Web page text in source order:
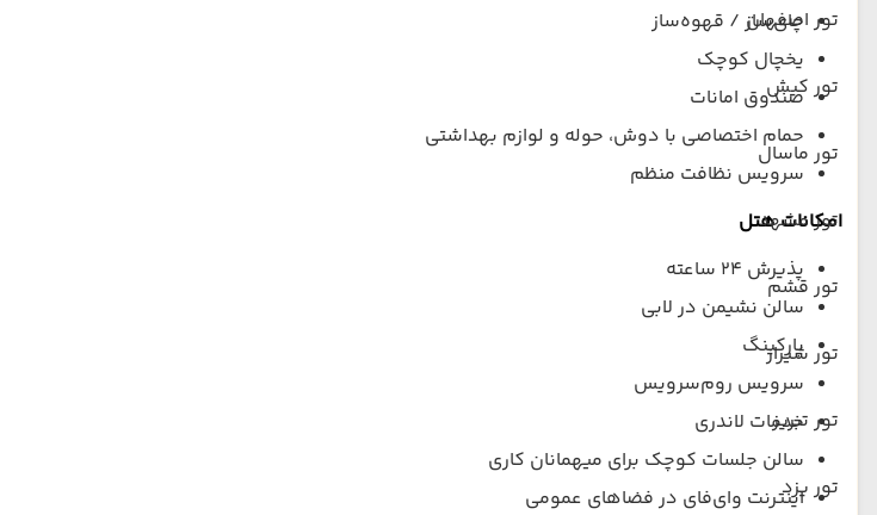
تور اصفهان
تور کیش
تور ماسال
تور مشهد
تور قشم
تور شیراز
تور تبریز
تور یزد
چای‌ساز / قهوه‌ساز
یخچال کوچک
صندوق امانات
حمام اختصاصی با دوش، حوله و لوازم بهداشتی
سرویس نظافت منظم
امکانات هتل
پذیرش ۲۴ ساعته
سالن نشیمن در لابی
پارکینگ
سرویس روم‌سرویس
خدمات لاندری
سالن جلسات کوچک برای میهمانان کاری
اینترنت وای‌فای در فضاهای عمومی